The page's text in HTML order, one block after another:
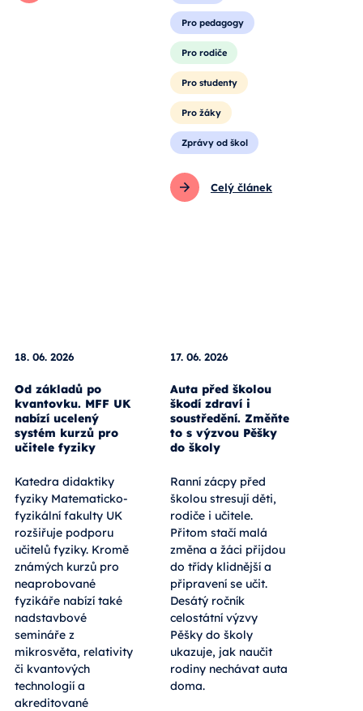
Pro pedagogy
Pro rodiče
Pro studenty
Pro žáky
Zprávy od škol
Celý článek
18. 06. 2026
Od základů po
kvantovku. MFF UK
nabízí ucelený
systém kurzů pro
učitele fyziky
Katedra didaktiky
fyziky Matematicko-
fyzikální fakulty UK
rozšiřuje podporu
učitelů fyziky. Kromě
známých kurzů pro
neaprobované
fyzikáře nabízí také
nadstavbové
semináře z
mikrosvěta, relativity
či kvantových
technologií a
akreditované
17. 06. 2026
Auta před školou
škodí zdraví i
soustředění. Změňte
to s výzvou Pěšky
do školy
Ranní zácpy před
školou stresují děti,
rodiče i učitele.
Přitom stačí malá
změna a žáci přijdou
do třídy klidnější a
připravení se učit.
Desátý ročník
celostátní výzvy
Pěšky do školy
ukazuje, jak naučit
rodiny nechávat auta
doma.